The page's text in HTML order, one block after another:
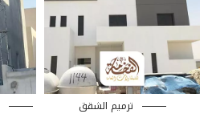
ترميم الشقق